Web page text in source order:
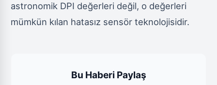
astronomik DPI değerleri değil, o değerleri
mümkün kılan hatasız sensör teknolojisidir.
Bu Haberi Paylaş